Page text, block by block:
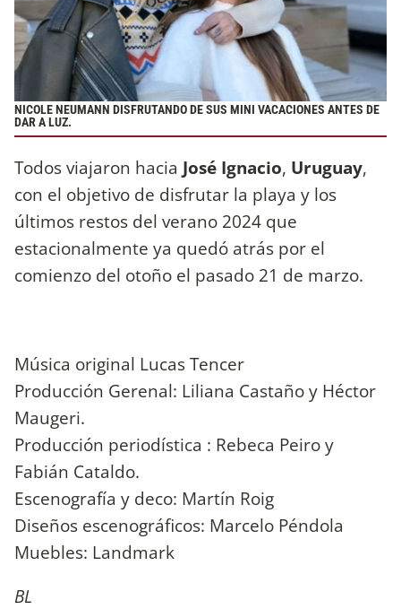
NICOLE NEUMANN DISFRUTANDO DE SUS MINI VACACIONES ANTES DE
DAR A LUZ.
Todos viajaron hacia José Ignacio, Uruguay,
con el objetivo de disfrutar la playa y los
últimos restos del verano 2024 que
estacionalmente ya quedó atrás por el
comienzo del otoño el pasado 21 de marzo.
Música original Lucas Tencer
Producción Gerenal: Liliana Castaño y Héctor
Maugeri.
Producción periodística : Rebeca Peiro y
Fabián Cataldo.
Escenografía y deco: Martín Roig
Diseños escenográficos: Marcelo Péndola
Muebles: Landmark
BL